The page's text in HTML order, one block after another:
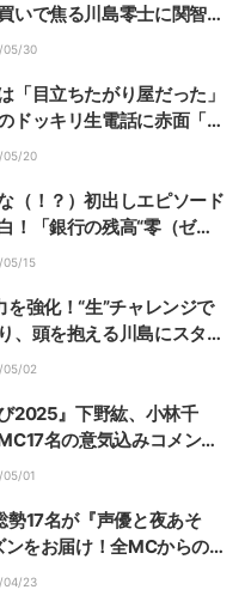
いで焦る川島零士に関智一
えない感じ、俺は好き」
05/30
「目立ちたがり屋だった」
ドッキリ生電話に赤面「知
05/20
（！？）初出しエピソード
！「銀行の残高“零（ゼ
」
05/15
強化！“生”チャレンジで
、頭を抱える川島にスタジ
05/02
2025』下野紘、小林千
名の意気込みコメント
ません！」
05/01
勢17名が『声優と夜あそ
をお届け！全MCからの手
到着
04/23